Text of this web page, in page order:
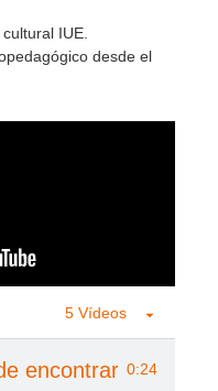
IUE.
desde el
5 Vídeos
encontrar el0:24